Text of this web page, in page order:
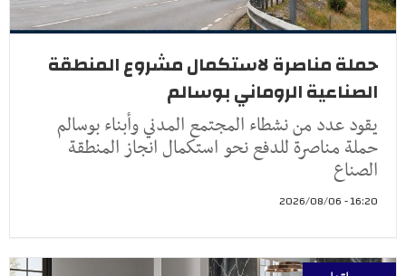
حملة مناصرة لاستكمال مشروع المنطقة
الصناعية الروماني بوسالم
يقود عدد من نشطاء المجتمع المدني وأبناء بوسالم
حملة مناصرة للدفع نحو استكمال انجاز المنطقة
الصناع
16:20 - 2026/08/06